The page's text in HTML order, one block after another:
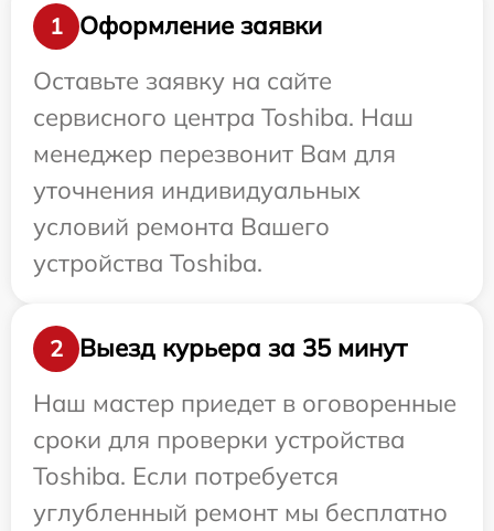
1
Оформление заявки
Оставьте заявку на сайте
сервисного центра Toshiba. Наш
менеджер перезвонит Вам для
уточнения индивидуальных
условий ремонта Вашего
устройства Toshiba.
2
Выезд курьера за 35 минут
Наш мастер приедет в оговоренные
сроки для проверки устройства
Toshiba. Если потребуется
углубленный ремонт мы бесплатно